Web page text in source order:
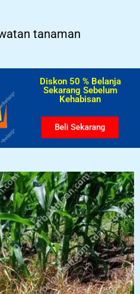
tanaman
Diskon 50 % Belanja
Sekarang Sebelum
Kehabisan​
Beli Sekarang